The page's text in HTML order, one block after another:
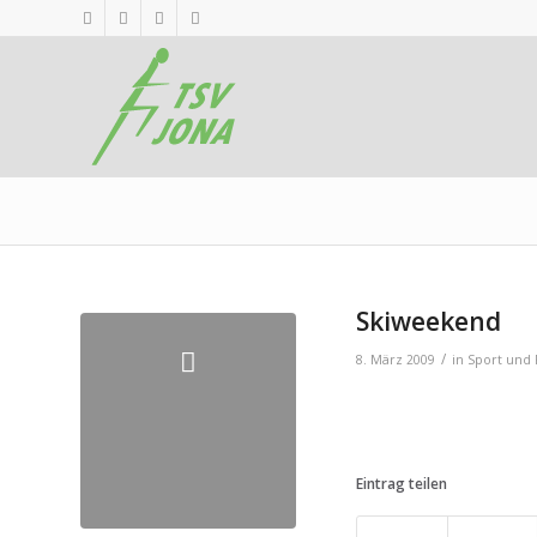
Skiweekend
8. März 2009 / in Sport und
Eintrag teilen